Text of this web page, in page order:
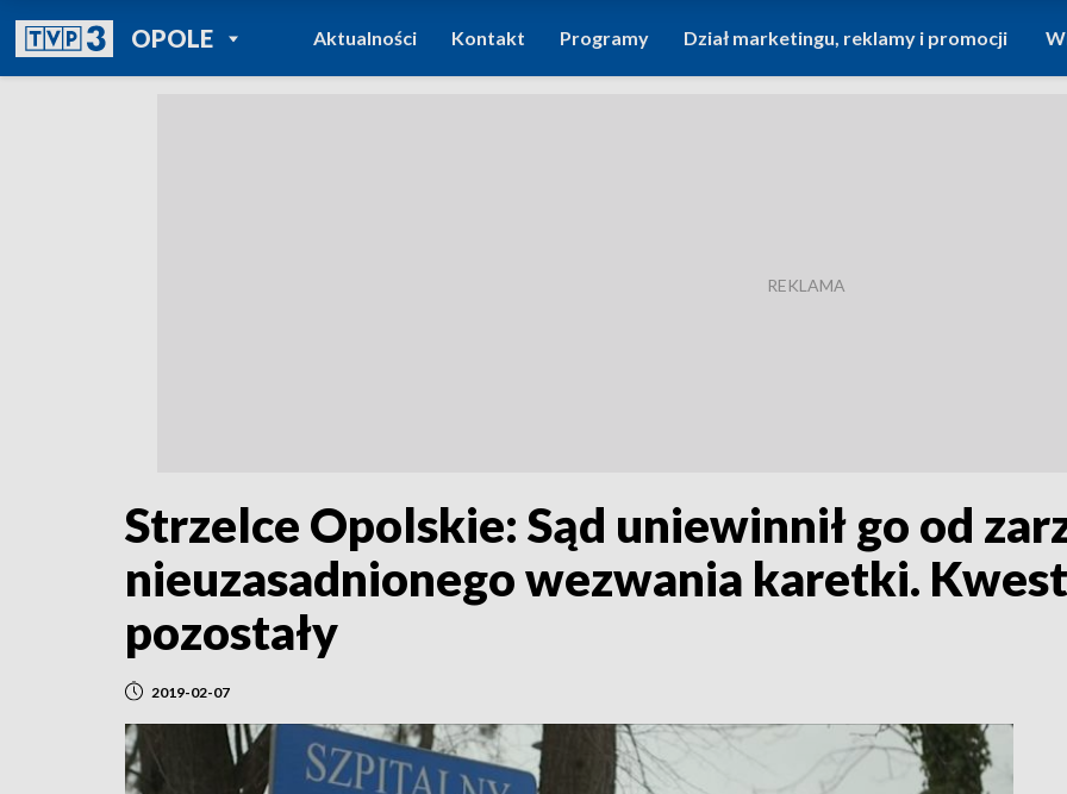
OPOLEPOWRÓT DO
TVP REGIONY
Aktualności Kontakt Programy Dział marketingu, reklamy i promocji
Strzelce Opolskie: Sąd uniewinnił go od
nieuzasadnionego wezwania karetki.
pozostały
2019-02-07